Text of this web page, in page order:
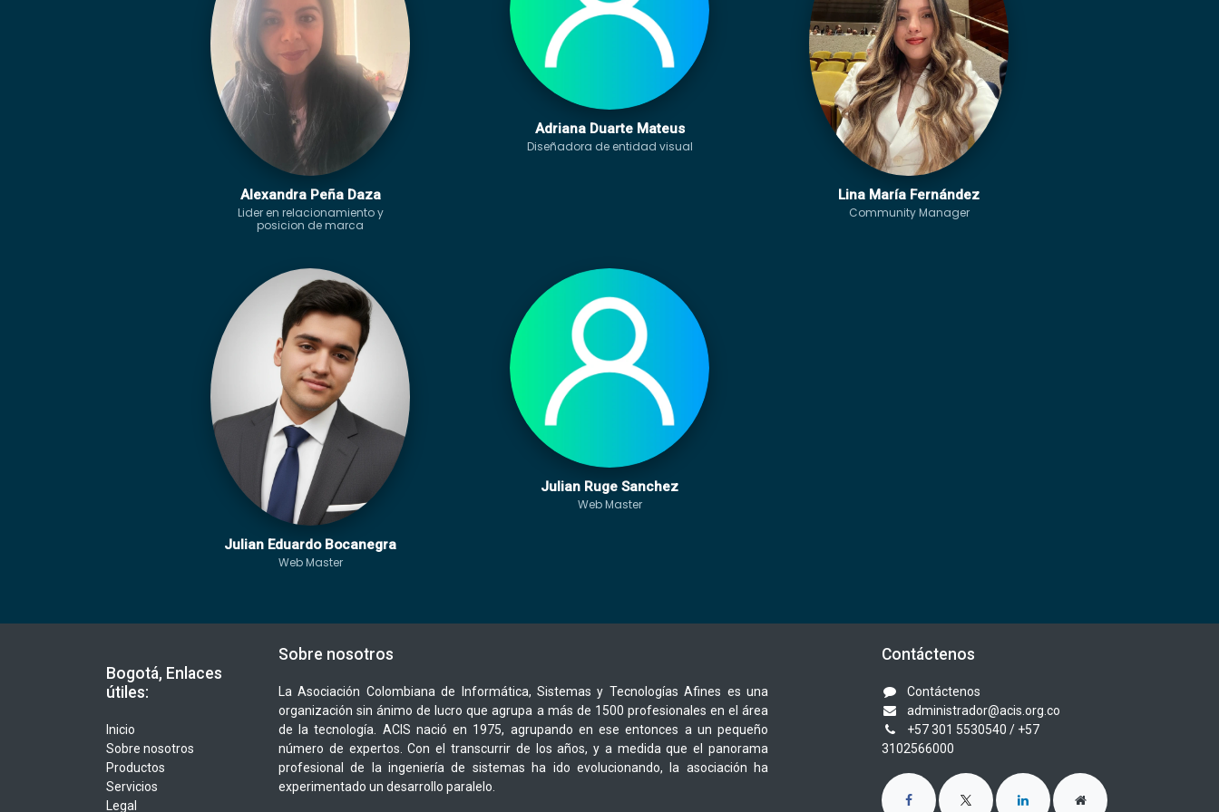
Alexandra Peña Daza
Lider en relacionamiento y
posicion de marca
Adriana Duarte Mateus
Diseñadora de entidad visual
Lina María Fernández
Community Manager
Julian Eduardo Bocanegra
Web Master
Julian Ruge Sanchez
Web Master
Bogotá, Enlaces
útiles:
Inicio
Sobre nosotros
Productos
Servicios
Legal
Sobre nosotros
La Asociación Colombiana de Informática, Sistemas y Tecnologías Afines es una
organización sin ánimo de lucro que agrupa a más de 1500 profesionales en el área
de la tecnología. ACIS nació en 1975, agrupando en ese entonces a un pequeño
número de expertos. Con el transcurrir de los años, y a medida que el panorama
profesional de la ingeniería de sistemas ha ido evolucionando, la asociación ha
experimentado un desarrollo paralelo.
Contáctenos
Contáctenos
administrador@acis.org.co
+57 301 5530540 / +57
3102566000